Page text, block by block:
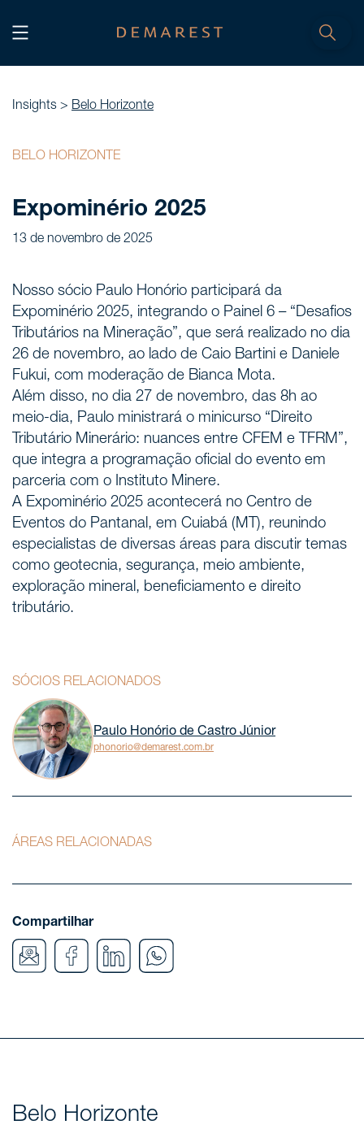
INÍCIO
Home
NÓS, DEMAREST
Sobre nós
Cultura
Carreiras
SERVIÇOS
Áreas de atuação
NOTÍCIAS
Insights
Fale conosco
Insights > Belo Horizonte
BELO HORIZONTE
Expominério 2025
13 de novembro de 2025
Nosso sócio Paulo Honório participará da
Expominério 2025, integrando o Painel 6 – “Desafios
Tributários na Mineração”, que será realizado no dia
26 de novembro, ao lado de Caio Bartini e Daniele
Fukui, com moderação de Bianca Mota.
Além disso, no dia 27 de novembro, das 8h ao
meio-dia, Paulo ministrará o minicurso “Direito
Tributário Minerário: nuances entre CFEM e TFRM”,
que integra a programação oficial do evento em
parceria com o Instituto Minere.
A Expominério 2025 acontecerá no Centro de
Eventos do Pantanal, em Cuiabá (MT), reunindo
especialistas de diversas áreas para discutir temas
como geotecnia, segurança, meio ambiente,
exploração mineral, beneficiamento e direito
tributário.
SÓCIOS RELACIONADOS
Paulo Honório de Castro Júnior
phonorio@demarest.com.br
ÁREAS RELACIONADAS
Compartilhar
Belo Horizonte